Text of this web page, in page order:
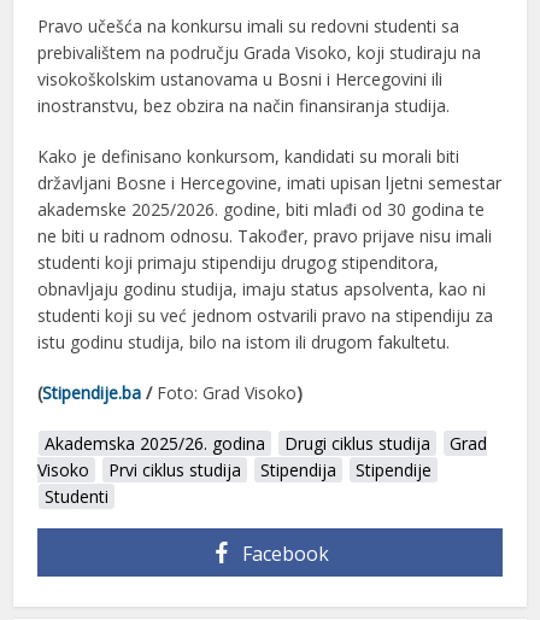
Pravo učešća na konkursu imali su redovni studenti sa
prebivalištem na području Grada Visoko, koji studiraju na
visokoškolskim ustanovama u Bosni i Hercegovini ili
inostranstvu, bez obzira na način finansiranja studija.
Kako je definisano konkursom, kandidati su morali biti
državljani Bosne i Hercegovine, imati upisan ljetni semestar
akademske 2025/2026. godine, biti mlađi od 30 godina te
ne biti u radnom odnosu. Također, pravo prijave nisu imali
studenti koji primaju stipendiju drugog stipenditora,
obnavljaju godinu studija, imaju status apsolventa, kao ni
studenti koji su već jednom ostvarili pravo na stipendiju za
istu godinu studija, bilo na istom ili drugom fakultetu.
(Stipendije.ba / Foto: Grad Visoko)
Akademska 2025/26. godina Drugi ciklus studija
Grad
Visoko
Prvi ciklus studija Stipendija
Stipendije
Studenti
Facebook